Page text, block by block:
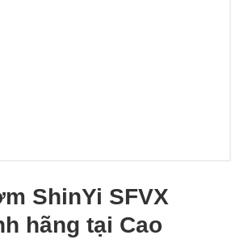
ShinYi SFVX
hãng tại Cao